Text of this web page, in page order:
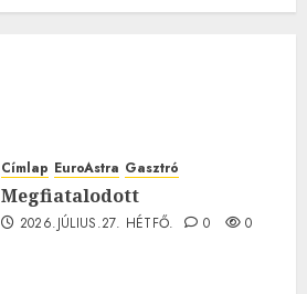
Címlap EuroAstra Gasztró
Megfiatalodott
2026.JÚLIUS.27. HÉTFŐ. 0 0